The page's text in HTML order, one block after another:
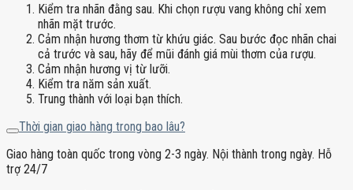
Kiểm tra nhãn đằng sau. Khi chọn rượu vang không chỉ xem
nhãn mặt trước.
Cảm nhận hương thơm từ khứu giác. Sau bước đọc nhãn chai
cả trước và sau, hãy để mũi đánh giá mùi thơm của rượu.
Cảm nhận hương vị từ lưỡi.
Kiểm tra năm sản xuất.
Trung thành với loại bạn thích.
Thời gian giao hàng trong bao lâu?
Giao hàng toàn quốc trong vòng 2-3 ngày. Nội thành trong ngày. Hỗ
trợ 24/7